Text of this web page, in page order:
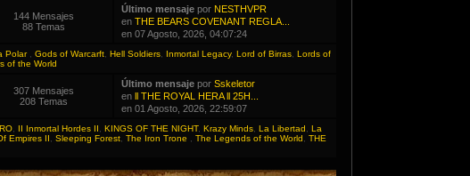
144 Mensajes
88 Temas
Último mensajepor NESTHVPR
en THE BEARS COVENANT REGLA...
en 07 Agosto, 2026, 04:07:24
Polar Gods of Warcarft Hell Soldiers Inmortal Legacy, Lord of Birras Lords of
of the World
307 Mensajes
208 Temas
Último mensajepor Sskeletor
en ll THE ROYAL HERA ll 25H...
en 01 Agosto, 2026, 22:59:07
II Inmortal Hordes II KINGS OF THE NIGHT, Krazy Minds La Libertad
La
Empires II Sleeping Forest The Iron Trone The Legends of the World
THE